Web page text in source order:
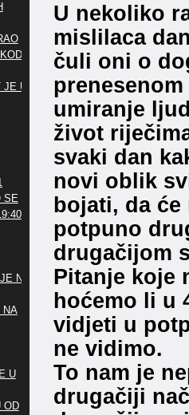
U nekoliko
mislilaca
čuli oni o
umiranje
život
svaki dan
novi oblik
bojati, da
potpuno
drugačijom
Pitanje koje
hoćemo li u
vidjeti u
ne vidimo.
To nam je
drugačiji
U
SE
NE
NA
U
OD